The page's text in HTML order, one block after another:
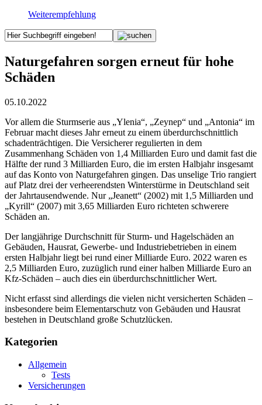
Weiterempfehlung
Naturgefahren sorgen erneut für hohe
Schäden
05.10.2022
Vor allem die Sturmserie aus „Ylenia“, „Zeynep“ und „Antonia“ im
Februar macht dieses Jahr erneut zu einem überdurchschnittlich
schadenträchtigen. Die Versicherer regulierten in dem
Zusammenhang Schäden von 1,4 Milliarden Euro und damit fast die
Hälfte der rund 3 Milliarden Euro, die im ersten Halbjahr insgesamt
auf das Konto von Naturgefahren gingen. Das unselige Trio rangiert
auf Platz drei der verheerendsten Winterstürme in Deutschland seit
der Jahrtausendwende. Nur „Jeanett“ (2002) mit 1,5 Milliarden und
„Kyrill“ (2007) mit 3,65 Milliarden Euro richteten schwerere
Schäden an.
Der langjährige Durchschnitt für Sturm- und Hagelschäden an
Gebäuden, Hausrat, Gewerbe- und Industriebetrieben in einem
ersten Halbjahr liegt bei rund einer Milliarde Euro. 2022 waren es
2,5 Milliarden Euro, zuzüglich rund einer halben Milliarde Euro an
Kfz-Schäden – auch dies ein überdurchschnittlicher Wert.
Nicht erfasst sind allerdings die vielen nicht versicherten Schäden –
insbesondere beim Elementarschutz von Gebäuden und Hausrat
bestehen in Deutschland große Schutzlücken.
Kategorien
Allgemein
Tests
Versicherungen